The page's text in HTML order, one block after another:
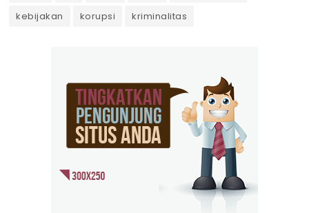
kebijakan
korupsi kriminalitas